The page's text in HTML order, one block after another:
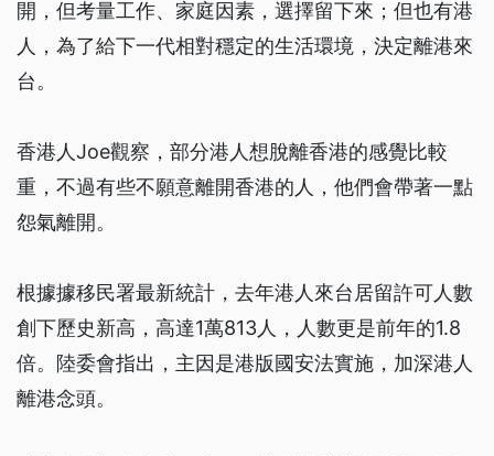
開，但考量工作、家庭因素，選擇留下來；但也有港
人，為了給下一代相對穩定的生活環境，決定離港來
台。
香港人Joe觀察，部分港人想脫離香港的感覺比較
重，不過有些不願意離開香港的人，他們會帶著一點
怨氣離開。
根據據移民署最新統計，去年港人來台居留許可人數
創下歷史新高，高達1萬813人，人數更是前年的1.8
倍。陸委會指出，主因是港版國安法實施，加深港人
離港念頭。